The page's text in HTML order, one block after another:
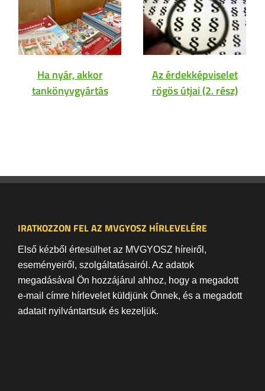
Ha nyár, akkor
tankönyvgyártás
Az érdekképviselet
rögös útjai (2. rész)
IRATKOZZON FEL AZ MVGYOSZ HÍRLEVELÉRE
Első kézből értesülhet az MVGYOSZ híreiről,
eseményeiről, szolgáltatásairól. Az adatok
megadásával Ön hozzájárul ahhoz, hogy a megadott
e-mail címre hírlevelet küldjünk Önnek, és a megadott
adatait nyilvántartsuk és kezeljük.